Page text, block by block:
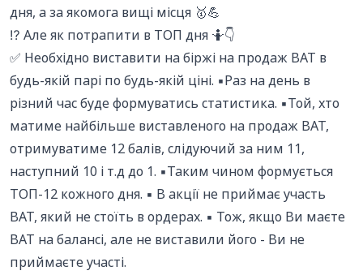
дня, а за якомога вищі місця 🥇💪
⁉️ Але як потрапити в ТОП дня 🤷👇
✅ Необхідно виставити на біржі на продаж BAT в
будь-якій парі по будь-якій ціні. ▪️Раз на день в
різний час буде формуватись статистика. ▪️Той, хто
матиме найбільше виставленого на продаж BAT,
отримуватиме 12 балів, слідуючий за ним 11,
наступний 10 і т.д до 1. ▪️Таким чином формується
ТОП-12 кожного дня. ▪️ В акції не приймає участь
BAT, який не стоїть в ордерах. ▪️ Тож, якщо Ви маєте
BAT на балансі, але не виставили його - Ви не
приймаєте участі.